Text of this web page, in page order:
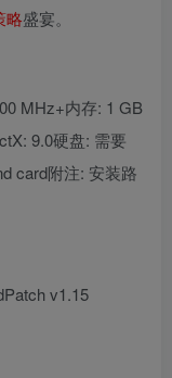
略盛宴。
MHz+内存: 1 GB
9.0硬盘: 需要
card附注: 安装路
v1.15